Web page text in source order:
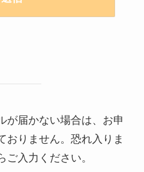
が届かない場合は、お申
おりません。恐れ入りま
入力ください。